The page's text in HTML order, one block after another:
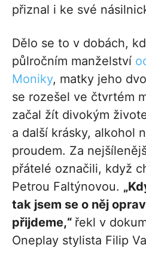
přiznal i ke své
Dělo se to v dobách,
půlročním manželství
Moniky, matky jeho
se rozešel ve čtvrtém
začal žít divokým
a další krásky, alkohol
proudem. Za
přátelé označili, když
Petrou Faltýnovou.
tak jsem se o něj
přijdeme,“ řekl v
Oneplay stylista Filip